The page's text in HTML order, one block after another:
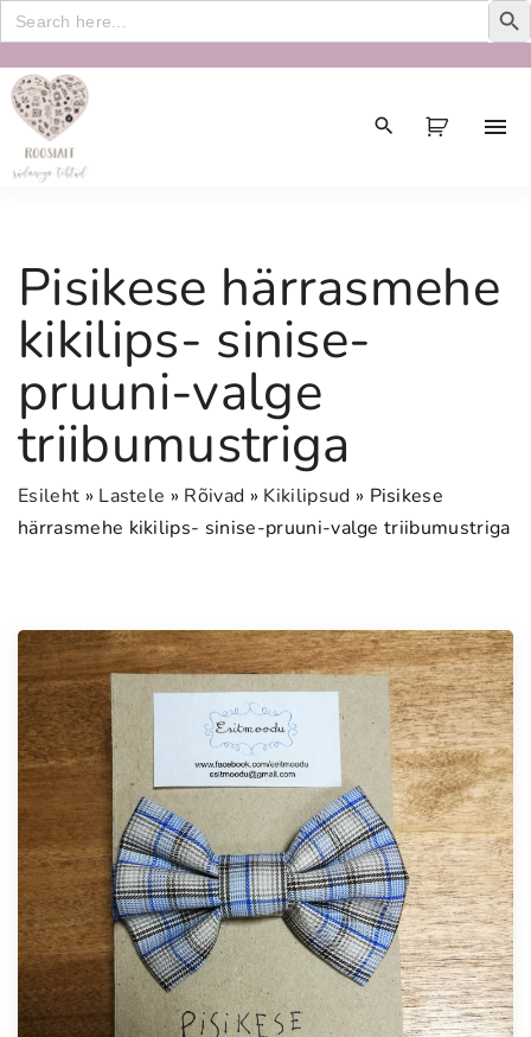
Search
for:
Pisikese härrasmehe
kikilips- sinise-
pruuni-valge
triibumustriga
Esileht » Lastele » Rõivad » Kikilipsud » Pisikese
härrasmehe kikilips- sinise-pruuni-valge triibumustriga